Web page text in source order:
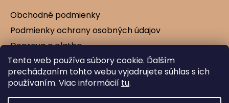
Tento web používa súbory cookie. Ďalším
prechádzaním tohto webu vyjadrujete súhlas s ich
používaním. Viac informácií tu.
Obchodné podmienky
Podmienky ochrany osobných údajov
Doprava a platba
Kontakty
Vernostné zľavy